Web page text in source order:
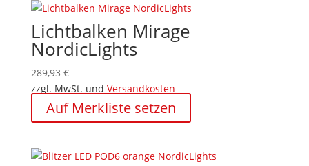
Lichtbalken Mirage
NordicLights
289,93 €
zzgl. MwSt. und Versandkosten
Auf Merkliste setzen